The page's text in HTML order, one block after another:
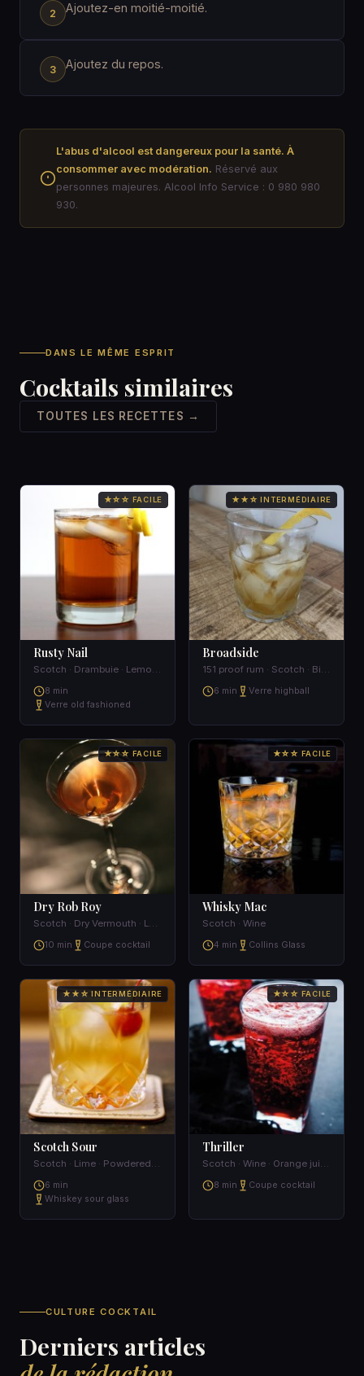
Ajoutez-en moitié-moitié.
Ajoutez du repos.
L'abus d'alcool est dangereux pour la santé. À
consommer avec modération. Réservé aux
personnes majeures. Alcool Info Service : 0 980 980
930.
DANS LE MÊME ESPRIT
Cocktails similaires
TOUTES LES RECETTES →
★☆☆ FACILE
Rusty Nail
Scotch · Drambuie · Lemon peel
8 min
Verre old fashioned
★★☆ INTERMÉDIAIRE
Broadside
151 proof rum · Scotch · Bitters · Wormwood
6 min
Verre highball
★☆☆ FACILE
Dry Rob Roy
Scotch · Dry Vermouth · Lemon peel
10 min
Coupe cocktail
★☆☆ FACILE
Whisky Mac
Scotch · Wine
4 min
Collins Glass
★★☆ INTERMÉDIAIRE
Scotch Sour
Scotch · Lime · Powdered sugar · Lemon
6 min
Whiskey sour glass
★☆☆ FACILE
Thriller
Scotch · Wine · Orange juice
8 min
Coupe cocktail
CULTURE COCKTAIL
Derniers articles